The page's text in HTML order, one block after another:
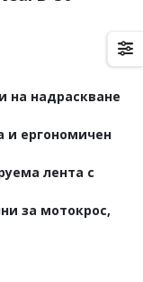
на надраскване
и ергономичен
лента с
за мотокрос,